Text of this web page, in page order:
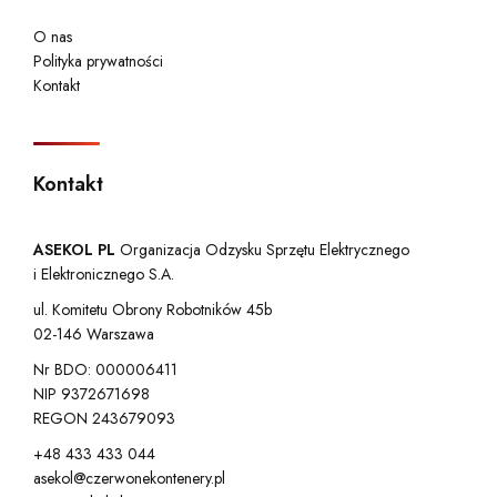
O nas
Polityka prywatności
Kontakt
Kontakt
ASEKOL PL Organizacja Odzysku Sprzętu Elektrycznego
i Elektronicznego S.A.
ul. Komitetu Obrony Robotników 45b
02-146 Warszawa
Nr BDO: 000006411
NIP 9372671698
REGON 243679093
+48 433 433 044
asekol@czerwonekontenery.pl